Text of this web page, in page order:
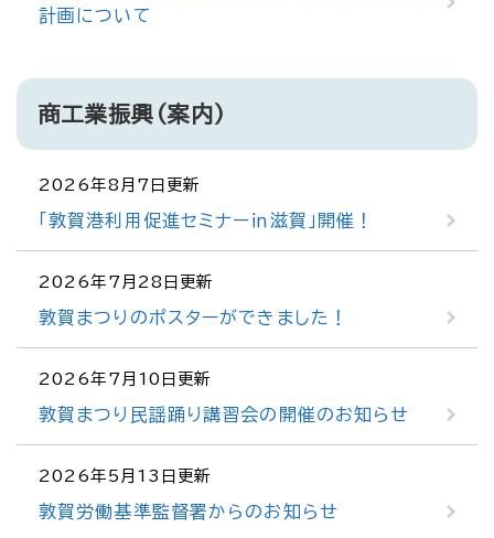
計画について
商工業振興（案内）
2026年8月7日更新
「敦賀港利用促進セミナー㏌滋賀」開催！
2026年7月28日更新
敦賀まつりのポスターができました！
2026年7月10日更新
敦賀まつり民謡踊り講習会の開催のお知らせ
2026年5月13日更新
敦賀労働基準監督署からのお知らせ